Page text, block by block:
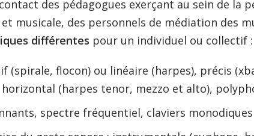
des pédagogues exerçant au sein de la
musicale, des personnels de médiation des
différentes pour un individuel ou collectif :
(spirale, flocon) ou linéaire (harpes), précis
(harpes tenor, mezzo et alto),
spectre fréquentiel, claviers